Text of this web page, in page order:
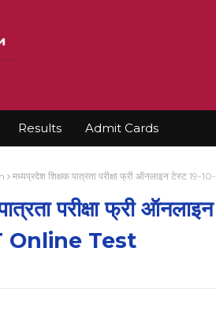
Results Admit Cards
मध्यप्रदेश शिक्षक पात्रता परीक्षा फ्री ऑनलाइन टेस्ट
परीक्षा फ्री
Online Test